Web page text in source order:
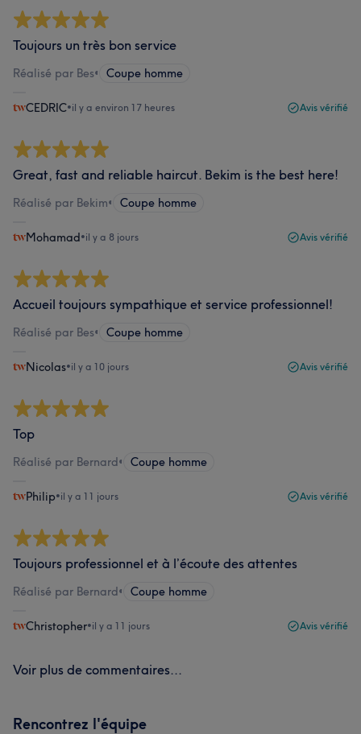
Toujours un très bon service
Réalisé par Bes• Coupe homme
CEDRIC•il y a environ 17 heures Avis vérifié
Great, fast and reliable haircut. Bekim is the best here!
Réalisé par Bekim• Coupe homme
Mohamad•il y a 8 jours Avis vérifié
Accueil toujours sympathique et service professionnel!
Réalisé par Bes• Coupe homme
Nicolas•il y a 10 jours Avis vérifié
Top
Réalisé par Bernard• Coupe homme
Philip•il y a 11 jours Avis vérifié
Toujours professionnel et à l’écoute des attentes
Réalisé par Bernard• Coupe homme
Christopher•il y a 11 jours Avis vérifié
Voir plus de commentaires...
Rencontrez l'équipe